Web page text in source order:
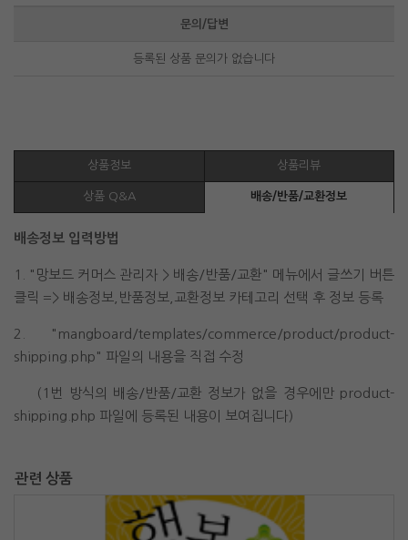
문의/답변
등록된 상품 문의가 없습니다
상품정보 상품리뷰
상품 Q&A 배송/반품/교환정보
배송정보 입력방법
1. "망보드 커머스 관리자 > 배송/반품/교환" 메뉴에서 글쓰기 버튼
클릭 => 배송정보,반품정보,교환정보 카테고리 선택 후 정보 등록
2. "mangboard/templates/commerce/product/product-
shipping.php" 파일의 내용을 직접 수정
(1번 방식의 배송/반품/교환 정보가 없을 경우에만 product-
shipping.php 파일에 등록된 내용이 보여집니다)
관련 상품